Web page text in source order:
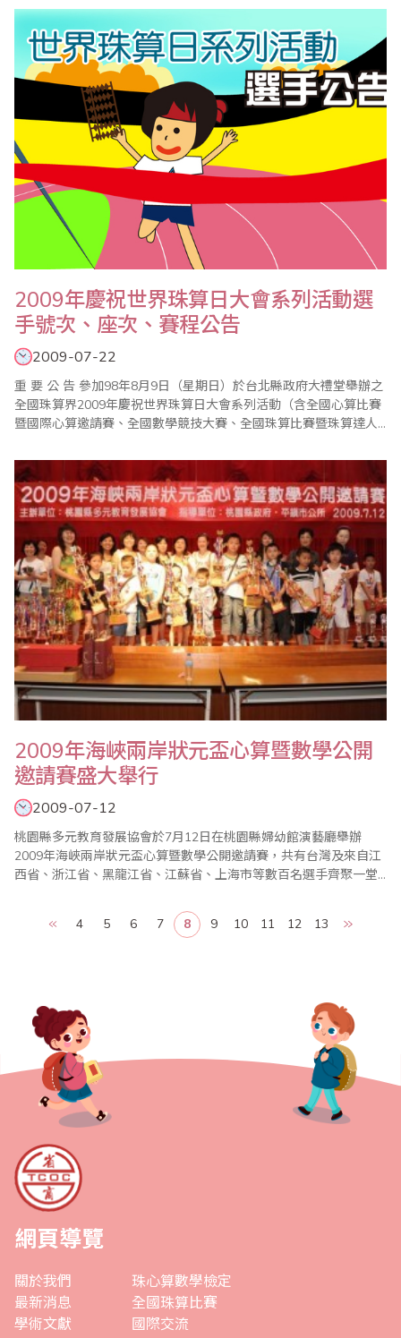
賽，使得活動得以圓滿盛大進行；至於來自海外的美國、香港、韓
國、沙烏地阿拉伯共5個代表團，也都排除萬難，如期赴台參與此一
盛會；他們的熱誠及執著，令大會會長、..
2009年慶祝世界珠算日大會系列活動選
手號次、座次、賽程公告
2009-07-22
重 要 公 告 參加98年8月9日（星期日）於台北縣政府大禮堂舉辦之
全國珠算界2009年慶祝世界珠算日大會系列活動（含全國心算比賽
暨國際心算邀請賽、全國數學競技大賽、全國珠算比賽暨珠算達人
響台灣地區以8月7日、8日為主..
2009年海峽兩岸狀元盃心算暨數學公開
邀請賽盛大舉行
2009-07-12
桃園縣多元教育發展協會於7月12日在桃園縣婦幼館演藝廳舉辦
2009年海峽兩岸狀元盃心算暨數學公開邀請賽，共有台灣及來自江
西省、浙江省、黑龍江省、江蘇省、上海市等數百名選手齊聚一堂
算可以訓練孩子的反應能力，集中注意力、思考能力、訓練聽力、
記憶力、判斷力、及推理能力，激發潛在的學習效率。參加不同場
4 5 6 7 8 9 10 11 12 13
網頁導覽
關於我們
最新消息
學術文獻
珠心算數學檢定
全國珠算比賽
國際交流